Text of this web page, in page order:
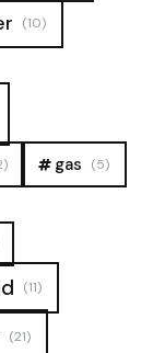
(10)
gas (5)
(11)
(21)